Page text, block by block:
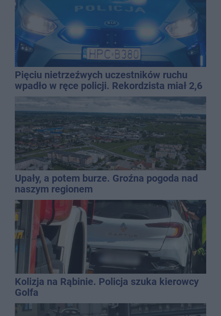
Pięciu nietrzeźwych uczestników ruchu
wpadło w ręce policji. Rekordzista miał 2,6
promila
Upały, a potem burze. Groźna pogoda nad
naszym regionem
Kolizja na Rąbinie. Policja szuka kierowcy
Golfa